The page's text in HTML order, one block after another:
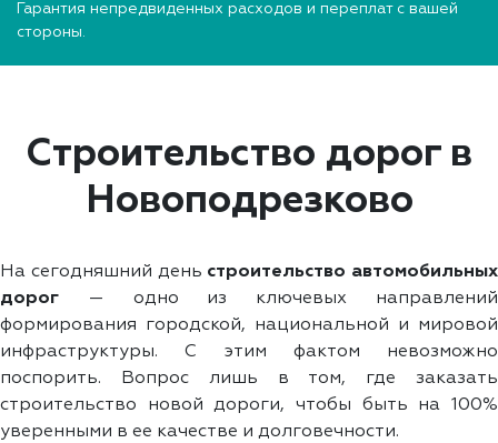
Гарантия непредвиденных расходов и переплат с вашей
стороны.
Строительство дорог в
Новоподрезково
На сегодняшний день строительство автомобильных
дорог — одно из ключевых направлений
формирования городской, национальной и мировой
инфраструктуры. С этим фактом невозможно
поспорить. Вопрос лишь в том, где заказать
строительство новой дороги, чтобы быть на 100%
уверенными в ее качестве и долговечности.